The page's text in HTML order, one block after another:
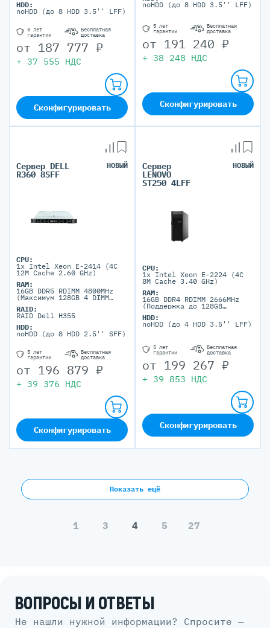
HDD:
noHDD (до 8 HDD 3.5'' LFF)
5 лет
гарантии
Бесплатная
доставка
от 187 777 ₽
+ 37 555 НДС
Сконфигурировать
noHDD (до 8 HDD 3.5'' LFF)
5 лет
гарантии
Бесплатная
доставка
от 191 240 ₽
+ 38 248 НДС
Сконфигурировать
Сервер DELL
R360 8SFF
НОВЫЙ
CPU:
1x Intel Xeon E-2414 (4C
12M Cache 2.60 GHz)
RAM:
16GB DDR5 RDIMM 4800MHz
(Максимум 128GB 4 DIMM
RAID:
RAID Dell H355
HDD:
noHDD (до 8 HDD 2.5'' SFF)
5 лет
гарантии
Бесплатная
доставка
от 196 879 ₽
+ 39 376 НДС
Сконфигурировать
Сервер
LENOVO
ST250 4LFF
НОВЫЙ
CPU:
1x Intel Xeon E-2224 (4C
8M Cache 3.40 GHz)
RAM:
16GB DDR4 RDIMM 2666MHz
(Поддержка до 128GB
HDD:
noHDD (до 4 HDD 3.5'' LFF)
5 лет
гарантии
Бесплатная
доставка
от 199 267 ₽
+ 39 853 НДС
Сконфигурировать
Показать ещё
1 3 4 5 27
ВОПРОСЫ И ОТВЕТЫ
Не нашли нужной информации? Спросите —